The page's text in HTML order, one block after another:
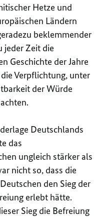
Hetze und
Ländern
beklemmender
jeder Zeit die
Geschichte der Jahre
Verpflichtung, unter
der Würde
Deutschlands
das
ungleich stärker als
nicht so, dass die
den Sieg der
erlebt hätte.
Sieg die Befreiung